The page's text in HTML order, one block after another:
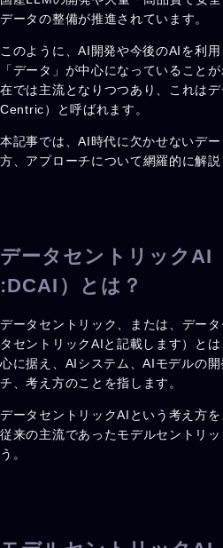
データの整備が推進されています。
このように、AI開発や今後のAIを利
「データ」が中心になっていること
在では主流となりつつあり、これは
Centric）と呼ばれます。
本記事では、AI時代に欠かせないデ
方、アプローチについて網羅的に解説
データセントリック
:DCAI）とは？
データセントリック、または、デー
タセントリックAIと記載します）と
心に据え、AIシステム、AIモデルの
チ、考え方のことを指します。
データセントリックAIという考え方を
従来の主流であったモデルセントリ
う。